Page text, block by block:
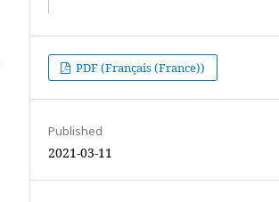
PDF (Français (France))
Published
2021-03-11